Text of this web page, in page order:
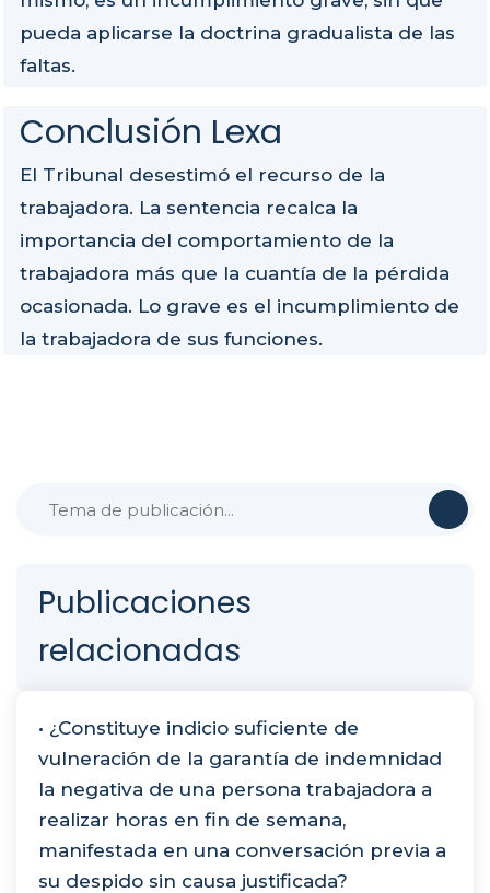
Publicaciones
relacionadas
• ¿Constituye indicio suficiente de
vulneración de la garantía de indemnidad
la negativa de una persona trabajadora a
realizar horas en fin de semana,
manifestada en una conversación previa a
su despido sin causa justificada?
pueda aplicarse la doctrina gradualista de las
faltas.
Conclusión Lexa
El Tribunal desestimó el recurso de la
trabajadora. La sentencia recalca la
importancia del comportamiento de la
trabajadora más que la cuantía de la pérdida
ocasionada. Lo grave es el incumplimiento de
la trabajadora de sus funciones.